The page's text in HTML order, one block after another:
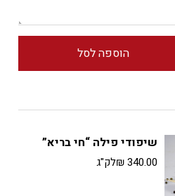
הוספה לסל
שיפודי פילה “חי בריא”
₪340.00 לק"ג